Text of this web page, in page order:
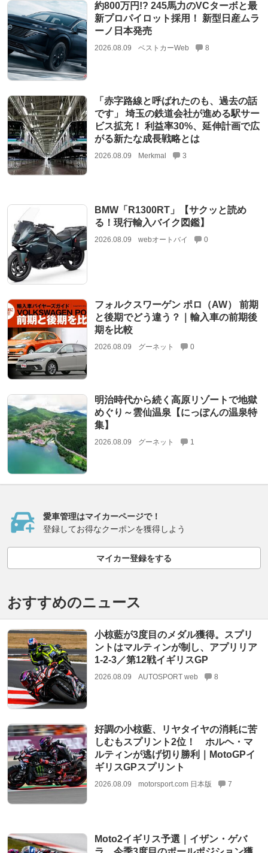
約800万円!? 245馬力のVCターボと最
新プロパイロット採用！ 新型日産ムラ
ーノ日本発売
2026.08.09 ベストカーWeb 8
「赤字路線と呼ばれたのも、過去の話
です」 埼玉の鉄道会社が進める駅サー
ビス拡充！ 利益率30%、延伸計画で広
がる新たな成長戦略とは
2026.08.09 Merkmal 3
BMW「R1300RT」【サクッと読め
る！現行輸入バイク図鑑】
2026.08.09 webオートバイ 0
フォルクスワーゲン ポロ（AW） 前期
と後期でどう違う？｜輸入車の前期後
期を比較
2026.08.09 グーネット 0
明治時代から続く高原リゾートで地獄
めぐり～雲仙温泉【にっぽんの温泉特
集】
2026.08.09 グーネット 1
愛車管理はマイカーページで！
登録してお得なクーポンを獲得しよう
マイカー登録をする
おすすめのニュース
小椋藍が3度目のメダル獲得。スプリ
ントはマルティンが制し、アプリリア
1-2-3／第12戦イギリスGP
2026.08.09 AUTOSPORT web 8
好調の小椋藍、リヤタイヤの消耗に苦
しむもスプリント2位！ ホルヘ・マ
ルティンが逃げ切り勝利｜MotoGPイ
ギリスGPスプリント
2026.08.09 motorsport.com 日本版 7
Moto2イギリス予選｜イザン・ゲバ